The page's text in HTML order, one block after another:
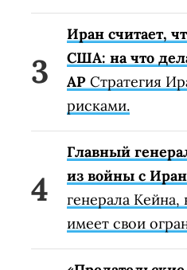
Иран считает,
США: на что
AP Стратегия
рисками.
Главный
из войны с
генерала
имеет свои